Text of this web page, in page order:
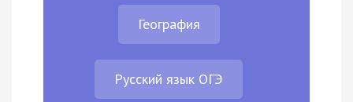
География
Русский язык ОГЭ